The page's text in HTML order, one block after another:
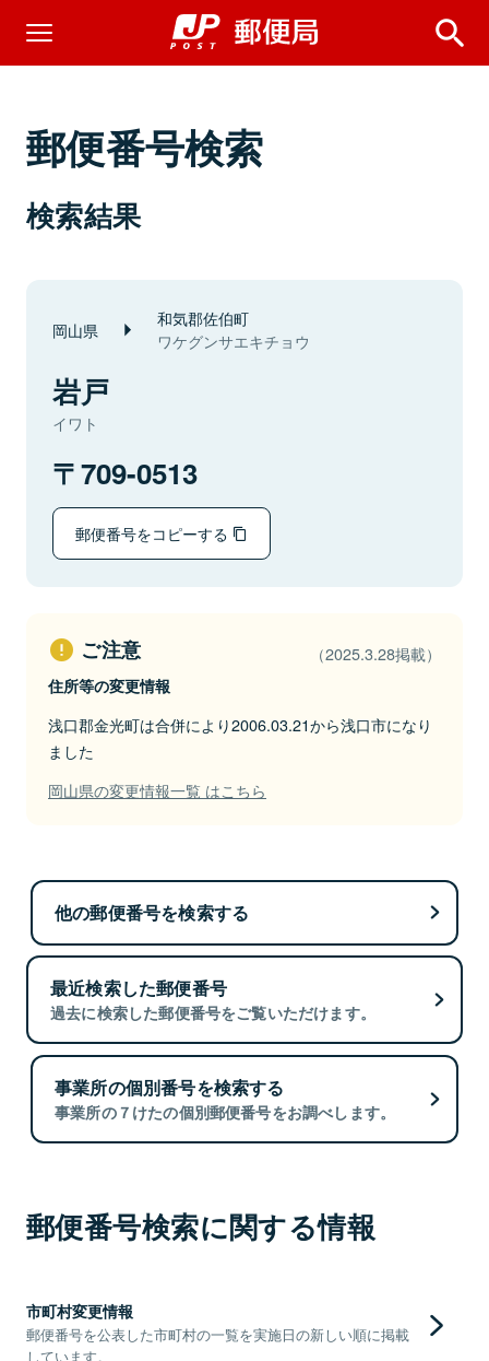
郵便番号検索
検索結果
岡山県 和気郡佐伯町
ワケグンサエキチョウ
岩戸
イワト
709-0513
郵便番号をコピーする
ご注意 （2025.3.28掲載）
住所等の変更情報
浅口郡金光町は合併により2006.03.21から浅口市になり
ました
岡山県の変更情報一覧 はこちら
他の郵便番号を検索する
最近検索した郵便番号
過去に検索した郵便番号をご覧いただけます。
事業所の個別番号を検索する
事業所の７けたの個別郵便番号をお調べします。
郵便番号検索に関する情報
市町村変更情報
郵便番号を公表した市町村の一覧を実施日の新しい順に掲載
しています。